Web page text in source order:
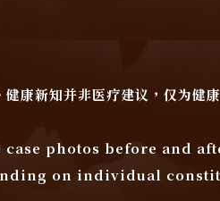
康新知并非医疗建议，仅为健
photos before and
on individual